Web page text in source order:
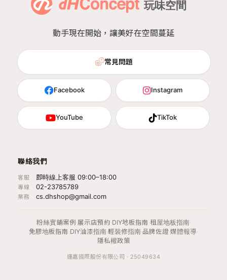
動手現在開始，讓美好在空間蔓延
常見問題
Facebook Instagram
YouTube TikTok
聯絡我們
客服 即時線上客服 09:00–18:00
專線 02-23785789
業務 cs.dhshop@gmail.com
粉絲實鋪案例 ·展示店預約·DIY地板指南 ·租屋地板指南·
免膠地板指南 ·DIY油漆指南·輕裝修指南·品牌佐證·媒體報導·
隱私權政策
運嘉國際股份有限公司 · 25049634